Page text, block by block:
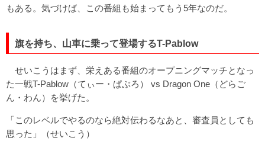
もある。気づけば、この番組も始まってもう5年なのだ。
旗を持ち、山車に乗って登場するT-Pablow
せいこうはまず、栄えある番組のオープニングマッチとなっ
た一戦T-Pablow（てぃー・ぱぶろ） vs Dragon One（どらご
ん・わん）を挙げた。
「このレベルでやるのなら絶対伝わるなあと、審査員としても
思った」（せいこう）